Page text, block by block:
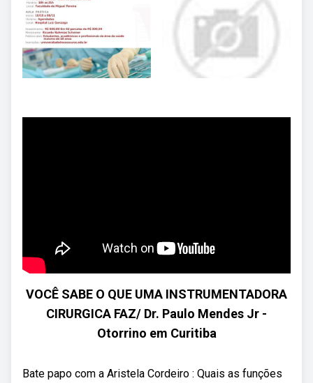
VOCÊ SABE O QUE UMA INSTRUMENTADORA
CIRURGICA FAZ/ Dr. Paulo Mendes Jr -
Otorrino em Curitiba
Bate papo com a Aristela Cordeiro : Quais as funções